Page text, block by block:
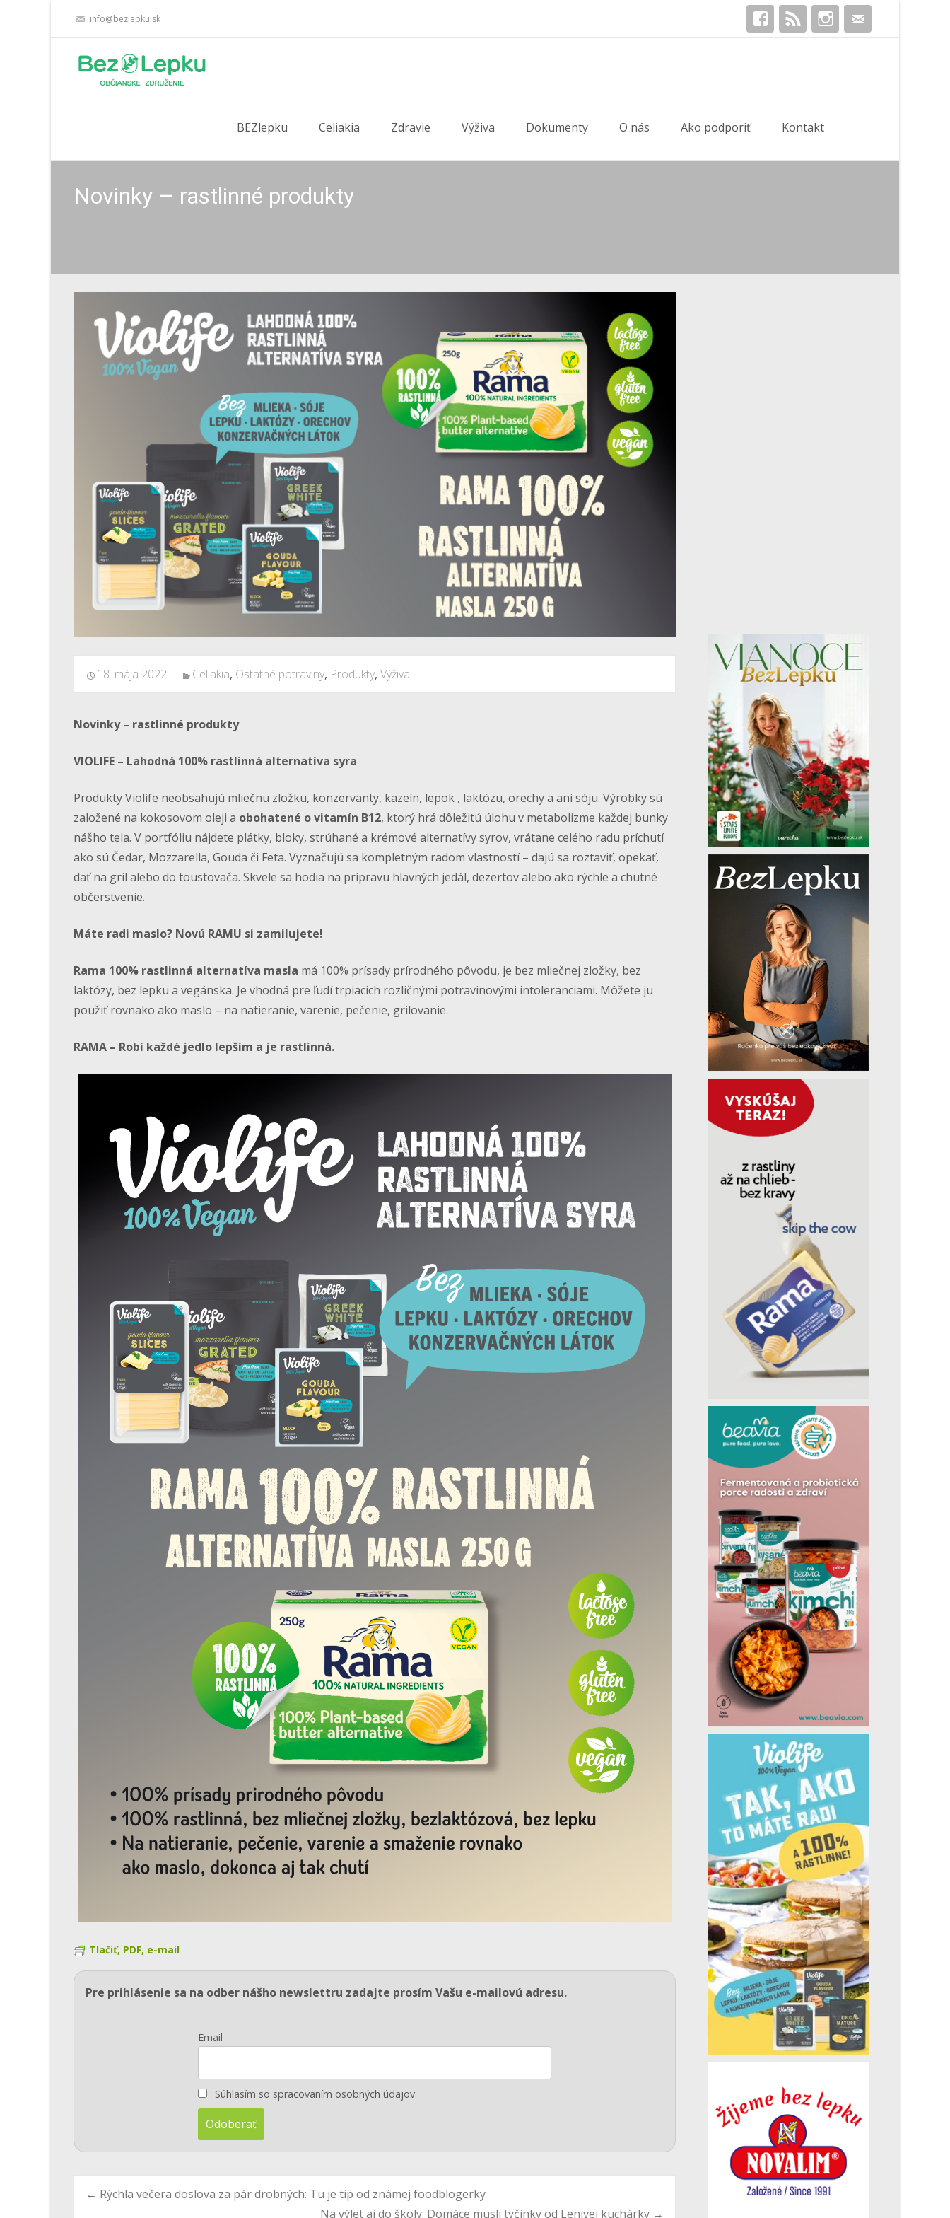
info@bezlepku.sk
BEZlepku Celiakia Zdravie Výživa Dokumenty O nás Ako podporiť Kontakt
Novinky – rastlinné produkty
18. mája 2022 Celiakia, Ostatné potraviny, Produkty, Výživa
Novinky– rastlinné produkty
VIOLIFE – Lahodná 100% rastlinná alternatíva syra
Produkty Violife neobsahujú mliečnu zložku, konzervanty, kazeín, lepok , laktózu, orechy a ani sóju. Výrobky sú
založené na kokosovom oleji a obohatené o vitamín B12, ktorý hrá dôležitú úlohu v metabolizme každej bunky
nášho tela. V portfóliu nájdete plátky, bloky, strúhané a krémové alternatívy syrov, vrátane celého radu príchutí
ako sú Čedar, Mozzarella, Gouda či Feta. Vyznačujú sa kompletným radom vlastností – dajú sa roztaviť, opekať,
dať na gril alebo do toustovača. Skvele sa hodia na prípravu hlavných jedál, dezertov alebo ako rýchle a chutné
občerstvenie.
Máte radi maslo? Novú RAMU si zamilujete!
Rama 100% rastlinná alternatíva masla má 100% prísady prírodného pôvodu, je bez mliečnej zložky, bez
laktózy, bez lepku a vegánska. Je vhodná pre ľudí trpiacich rozličnými potravinovými intoleranciami. Môžete ju
použiť rovnako ako maslo – na natieranie, varenie, pečenie, grilovanie.
RAMA – Robí každé jedlo lepším a je rastlinná.
Tlačiť, PDF, e-mail
Pre prihlásenie sa na odber nášho newslettru zadajte prosím Vašu e-mailovú adresu.
Email
Súhlasím so spracovaním osobných údajov
Post
← Rýchla večera doslova za pár drobných: Tu je tip od známej foodblogerky
Na výlet aj do školy: Domáce müsli tyčinky od Lenivej kuchárky →